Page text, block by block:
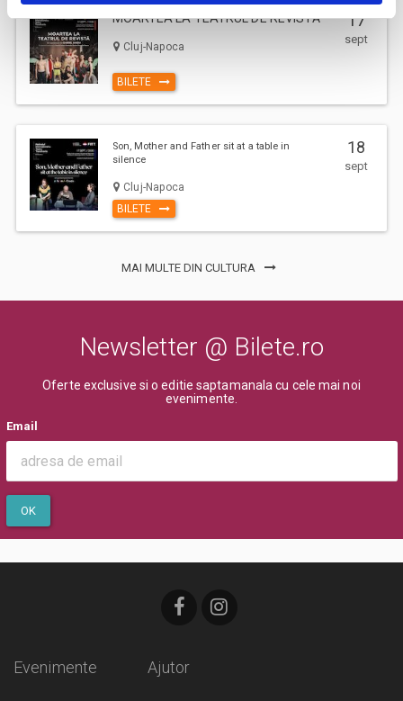
MOARTEA LA TEATRUL DE REVISTĂ
Cluj-Napoca
BILETE
17
sept
Son, Mother and Father sit at a table in
silence
Cluj-Napoca
BILETE
18
sept
MAI MULTE DIN CULTURA
Newsletter @ Bilete.ro
Oferte exclusive si o editie saptamanala cu cele mai noi
evenimente.
Email
OK
Ajutor
Evenimente